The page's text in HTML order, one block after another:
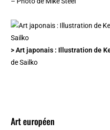
> Art japonais : Illustration de
de Sailko
Art européen